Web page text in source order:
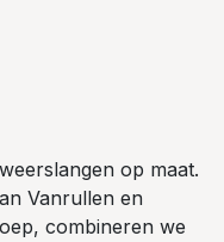
op maat.
Vanrullen en
combineren we